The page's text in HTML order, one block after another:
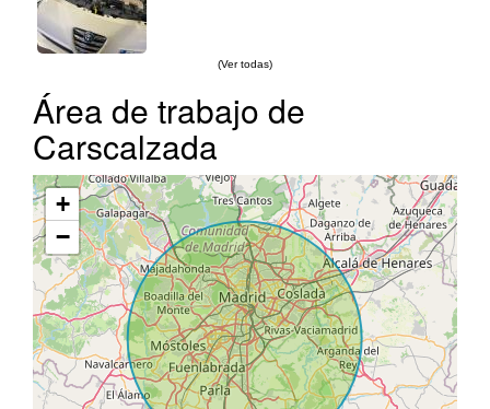
(Ver todas)
Área de trabajo de
Carscalzada
+
−